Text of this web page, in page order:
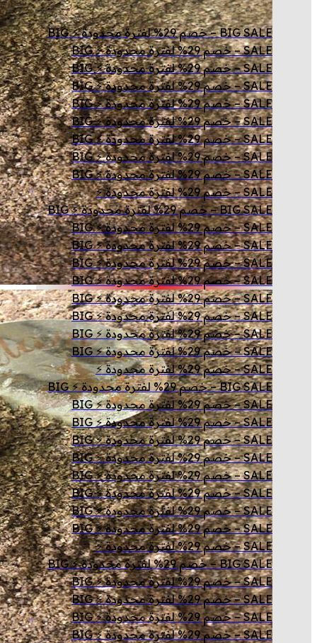
BIG SALE – خصم 29% لفترة محدودة ⚡ BIG
SALE – خصم 29% لفترة محدودة ⚡ BIG
SALE – خصم 29% لفترة محدودة ⚡ BIG
SALE – خصم 29% لفترة محدودة ⚡ BIG
SALE – خصم 29% لفترة محدودة ⚡ BIG
SALE – خصم 29% لفترة محدودة ⚡ BIG
SALE – خصم 29% لفترة محدودة ⚡ BIG
SALE – خصم 29% لفترة محدودة ⚡ BIG
SALE – خصم 29% لفترة محدودة ⚡ BIG
SALE – خصم 29% لفترة محدودة ⚡
BIG SALE – خصم 29% لفترة محدودة ⚡ BIG
SALE – خصم 29% لفترة محدودة ⚡ BIG
SALE – خصم 29% لفترة محدودة ⚡ BIG
SALE – خصم 29% لفترة محدودة ⚡ BIG
SALE – خصم 29% لفترة محدودة ⚡ BIG
SALE – خصم 29% لفترة محدودة ⚡ BIG
SALE – خصم 29% لفترة محدودة ⚡ BIG
SALE – خصم 29% لفترة محدودة ⚡ BIG
SALE – خصم 29% لفترة محدودة ⚡ BIG
SALE – خصم 29% لفترة محدودة ⚡
BIG SALE – خصم 29% لفترة محدودة ⚡ BIG
SALE – خصم 29% لفترة محدودة ⚡ BIG
SALE – خصم 29% لفترة محدودة ⚡ BIG
SALE – خصم 29% لفترة محدودة ⚡ BIG
SALE – خصم 29% لفترة محدودة ⚡ BIG
SALE – خصم 29% لفترة محدودة ⚡ BIG
SALE – خصم 29% لفترة محدودة ⚡ BIG
SALE – خصم 29% لفترة محدودة ⚡ BIG
SALE – خصم 29% لفترة محدودة ⚡ BIG
SALE – خصم 29% لفترة محدودة ⚡
BIG SALE – خصم 29% لفترة محدودة ⚡ BIG
SALE – خصم 29% لفترة محدودة ⚡ BIG
SALE – خصم 29% لفترة محدودة ⚡ BIG
SALE – خصم 29% لفترة محدودة ⚡ BIG
SALE – خصم 29% لفترة محدودة ⚡ BIG